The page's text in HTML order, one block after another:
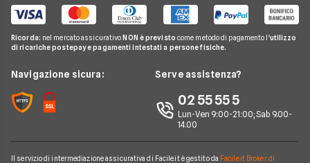
Facile.it Mutui e Prestiti
Contatti
News
Redazione
Ufficio Stampa
Servizio Clienti
Reclami
Noleggio lungo termine auto usate
Noleggio lungo termine auto elettriche
Noleggio lungo termine veicoli commerciali
Ford
Citroen
Jeep
BYD Dolphin G DM-i
AUDI A5 Sportback
FIAT TOPOLINO
LEAPMOTOR B10 reev
AUDI SQ8
FORD Tourneo Courier
BMW Serie 3 SW
News
Glossario
Arval
Ayvens
Ricorda: nel mercato assicurativo NON è previsto come metodo di pagamento l'utilizzo
di ricariche postepay e pagamenti intestati a persone fisiche.
Navigazione sicura: Serve assistenza?
02 55 55 5
Lun-Ven 9:00-21:00; Sab 9.00-
14.00
Il servizio di intermediazione assicurativa di Facile.it è gestito da Facile.it Broker di